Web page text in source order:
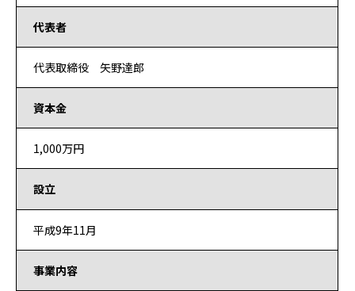
代表者
代表取締役 矢野達郎
資本金
1,000万円
設立
平成9年11月
事業内容